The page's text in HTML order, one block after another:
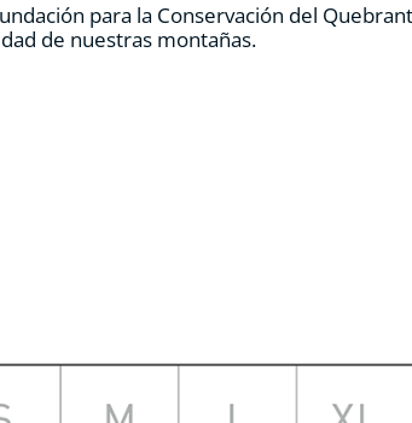
para la Conservación del
de nuestras montañas.